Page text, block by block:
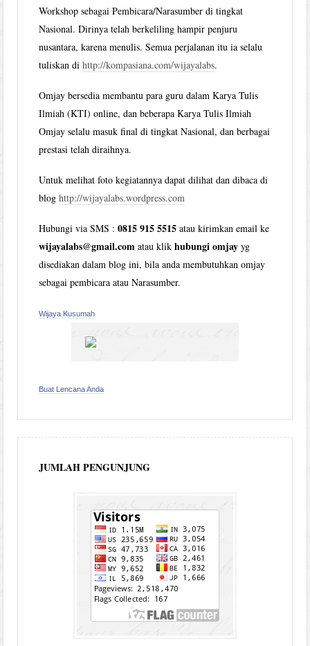
Workshop sebagai Pembicara/Narasumber di tingkat
Nasional. Dirinya telah berkeliling hampir penjuru
nusantara, karena menulis. Semua perjalanan itu ia selalu
tuliskan dihttp://kompasiana.com/wijayalabs.
Omjay bersedia membantu para guru dalam Karya Tulis
Ilmiah (KTI) online, dan beberapa Karya Tulis Ilmiah
Omjay selalu masuk final di tingkat Nasional, dan berbagai
prestasi telah diraihnya.
Untuk melihat foto kegiatannya dapat dilihat dan dibaca di
bloghttp://wijayalabs.wordpress.com
Hubungi via SMS :0815 915 5515 atau kirimkan email ke
wijayalabs@gmail.com atau klikhubungi omjay yg
disediakan dalam blog ini, bila anda membutuhkan omjay
sebagai pembicara atau Narasumber.
Wijaya Kusumah
Buat Lencana Anda
JUMLAH PENGUNJUNG